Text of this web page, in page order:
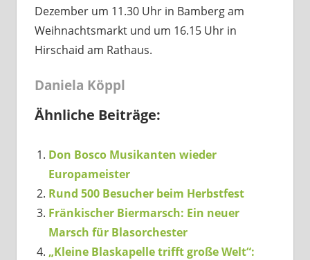
Dezember um 11.30 Uhr in Bamberg am
Weihnachtsmarkt und um 16.15 Uhr in
Hirschaid am Rathaus.
Daniela Köppl
Ähnliche Beiträge:
Don Bosco Musikanten wieder
Europameister
Rund 500 Besucher beim Herbstfest
Fränkischer Biermarsch: Ein neuer
Marsch für Blasorchester
„Kleine Blaskapelle trifft große Welt“: